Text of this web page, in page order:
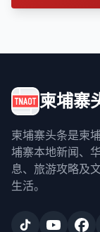
柬埔寨
柬埔寨头条是柬
埔寨本地新闻、
息、旅游攻略及
生活。